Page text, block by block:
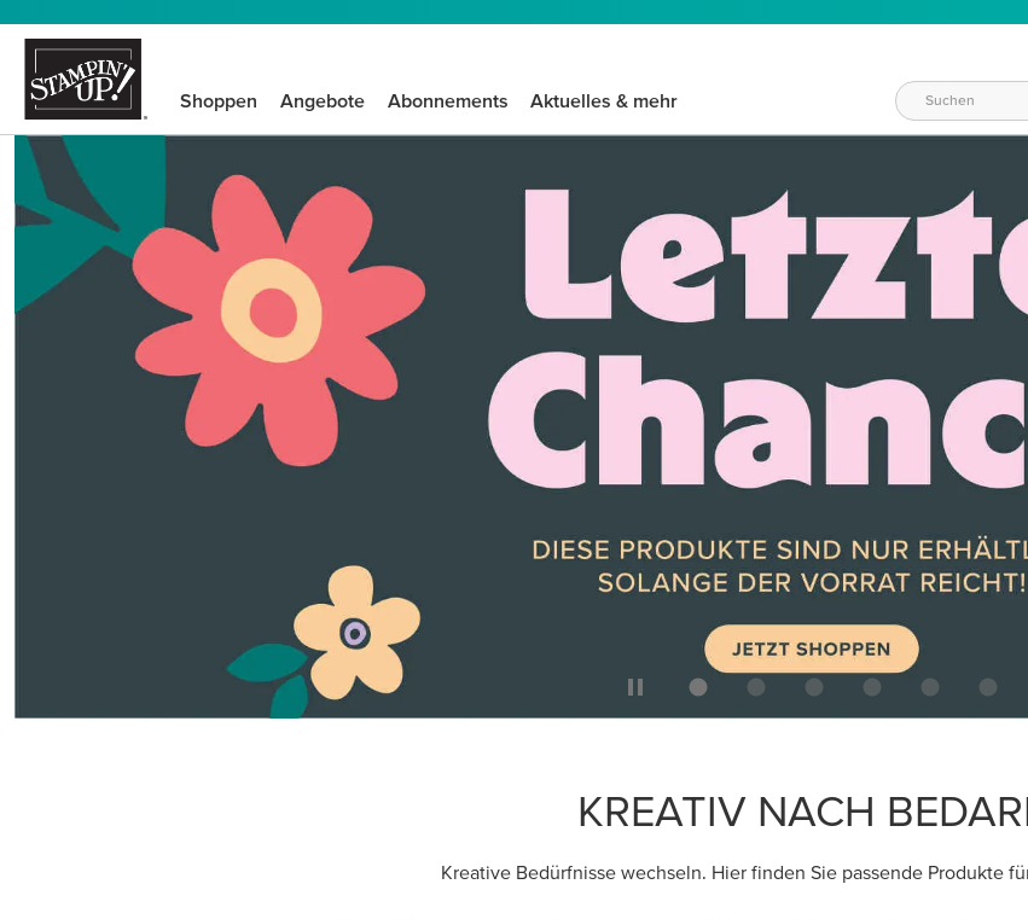
Shoppen Angebote Abonnements Aktuelles & mehr
KREATIV NACH
Kreative Bedürfnisse wechseln. Hier finden Sie passende Produkte
SCHRITT FÜR SCHRITT